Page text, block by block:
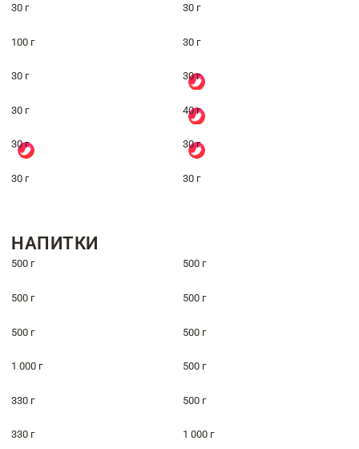
30 г 30 г
100 г 30 г
30 г 30 г
30 г 40 г
30 г 30 г
30 г 30 г
НАПИТКИ
500 г 500 г
500 г 500 г
500 г 500 г
1 000 г 500 г
330 г 500 г
330 г 1 000 г